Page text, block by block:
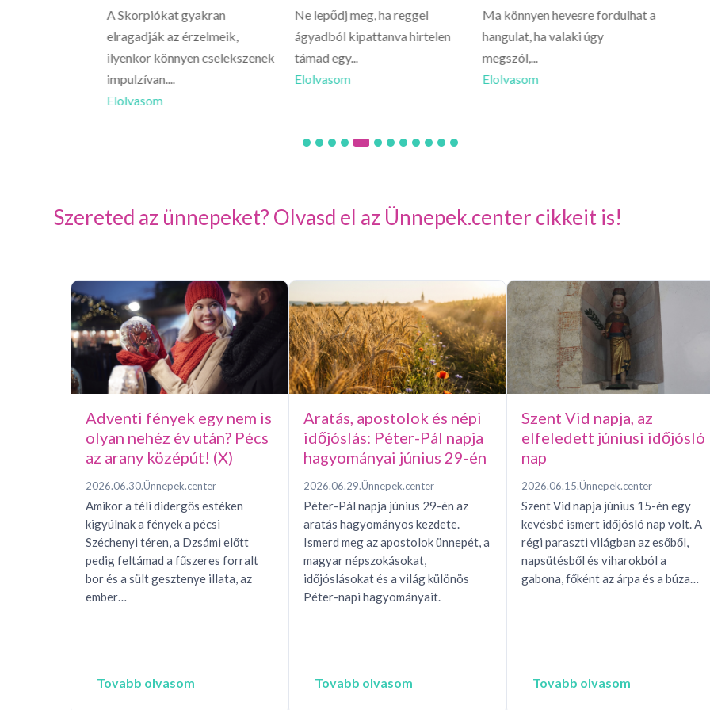
A Skorpiókat gyakran
elragadják az érzelmeik,
ilyenkor könnyen cselekszenek
impulzívan....
Elolvasom
Ne lepődj meg, ha reggel
ágyadból kipattanva hirtelen
támad egy...
Elolvasom
Ma könnyen hevesre fordulhat a
hangulat, ha valaki úgy
megszól,...
Elolvasom
Szereted az ünnepeket? Olvasd el az Ünnepek.center cikkeit is!
Adventi fények egy nem is
olyan nehéz év után? Pécs
az arany középút! (X)
2026.06.30.Ünnepek.center
Amikor a téli didergős estéken
kigyúlnak a fények a pécsi
Széchenyi téren, a Dzsámi előtt
pedig feltámad a fűszeres forralt
bor és a sült gesztenye illata, az
ember…
Tovabb olvasom
Aratás, apostolok és népi
időjóslás: Péter-Pál napja
hagyományai június 29-én
2026.06.29.Ünnepek.center
Péter-Pál napja június 29-én az
aratás hagyományos kezdete.
Ismerd meg az apostolok ünnepét, a
magyar népszokásokat,
időjóslásokat és a világ különös
Péter-napi hagyományait.
Tovabb olvasom
Szent Vid napja, az
elfeledett júniusi időjósló
nap
2026.06.15.Ünnepek.center
Szent Vid napja június 15-én egy
kevésbé ismert időjósló nap volt. A
régi paraszti világban az esőből,
napsütésből és viharokból a
gabona, főként az árpa és a búza…
Tovabb olvasom